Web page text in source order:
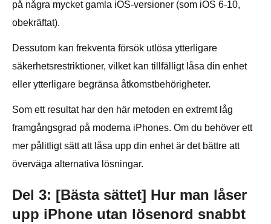
på några mycket gamla iOS-versioner (som iOS 6-10,
obekräftat).
Dessutom kan frekventa försök utlösa ytterligare
säkerhetsrestriktioner, vilket kan tillfälligt låsa din enhet
eller ytterligare begränsa åtkomstbehörigheter.
Som ett resultat har den här metoden en extremt låg
framgångsgrad på moderna iPhones. Om du behöver ett
mer pålitligt sätt att låsa upp din enhet är det bättre att
överväga alternativa lösningar.
Del 3: [Bästa sättet] Hur man låser
upp iPhone utan lösenord snabbt